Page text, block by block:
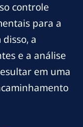
controle
para a
a
e a análise
em uma